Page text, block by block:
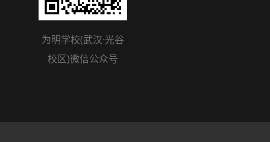
为明学校(武汉·光谷
校区)微信公众号